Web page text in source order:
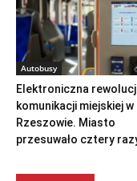
Autobusy
Elektroniczna
komunikacji miejskiej w
Rzeszowie. Miasto
przesuwało cztery